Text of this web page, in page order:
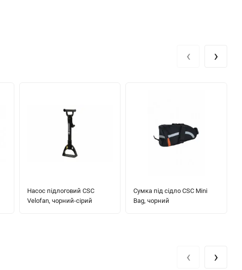
Насос підлоговий CSC
Velofan, чорний-сірий
Сумка під сідло CSC Mini
Bag, чорний
‹ ›
‹ ›